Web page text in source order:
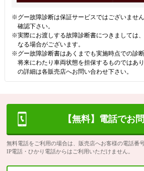
※グー故障診断は保証サービスではございませ
確認下さい。
※実際にお渡しする故障診断書につきましては
なる場合がございます。
※グー故障診断書はあくまでも実施時点での診断
将来にわたり車両状態を担保するものではあ
の詳細は各販売店へお問い合わせ下さい。
【無料】電話でお
無料電話をご利用の場合は、販売店へお客様の電話番
IP電話・ひかり電話からはご利用いただけません。